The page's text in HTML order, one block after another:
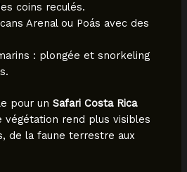
coins reculés.
Arenal ou Poás avec des
: plongée et snorkeling
pour un Safari Costa Rica
végétation rend plus visibles
de la faune terrestre aux